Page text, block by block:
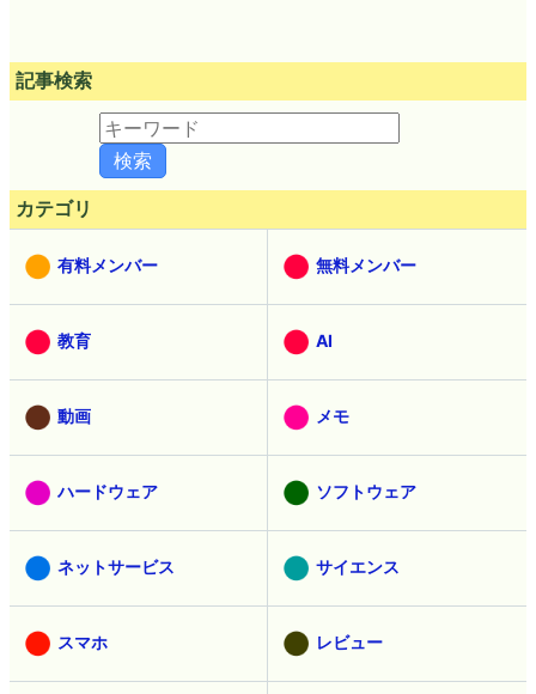
記事検索
カテゴリ
有料メンバー 無料メンバー
教育 AI
動画 メモ
ハードウェア ソフトウェア
ネットサービス サイエンス
スマホ レビュー